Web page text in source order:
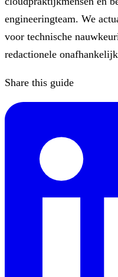
engineeringteam. We
voor technische
redactionele
Share this guide